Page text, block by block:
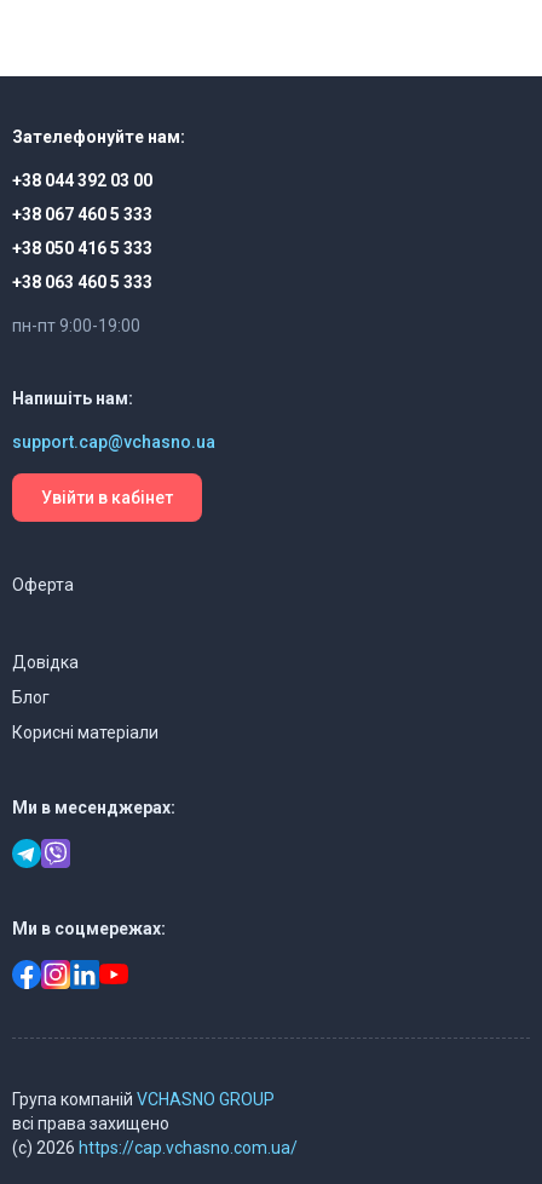
Зателефонуйте нам:
+38 044 392 03 00
+38 067 460 5 333
+38 050 416 5 333
+38 063 460 5 333
пн-пт 9:00-19:00
Напишіть нам:
support.cap@vchasno.ua
Увійти в кабінет
Оферта
Довідка
Блог
Корисні матеріали
Ми в месенджерах:
Ми в соцмережах:
Група компаній VCHASNO GROUP
всі права захищено
(c) 2026 https://cap.vchasno.com.ua/